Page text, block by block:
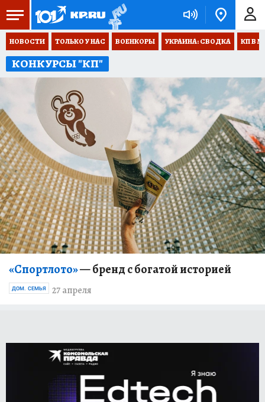
НОВОСТИ ТОЛЬКО У НАС ВОЕНКОРЫ УКРАИНА: СВОДКА КП В
КОНКУРСЫ "КП"
«Спортлото»— бренд с богатой историей
27 апреля
ДОМ. СЕМЬЯ